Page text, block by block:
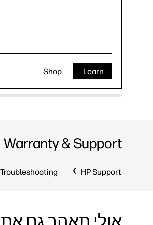
Learn
Shop
Warranty & Support
HP Support
Troubleshooting